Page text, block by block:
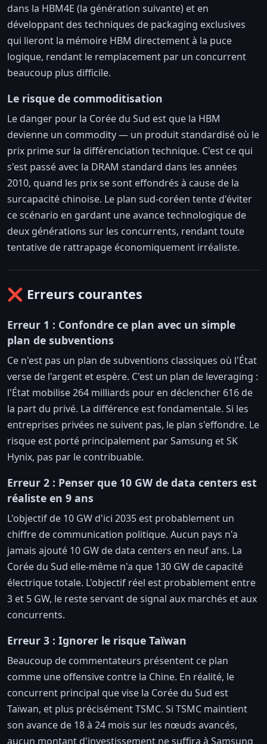
dans la HBM4E (la génération suivante) et en
développant des techniques de packaging exclusives
qui lieront la mémoire HBM directement à la puce
logique, rendant le remplacement par un concurrent
beaucoup plus difficile.
Le risque de commoditisation
Le danger pour la Corée du Sud est que la HBM
devienne un commodity — un produit standardisé où le
prix prime sur la différenciation technique. C'est ce qui
s'est passé avec la DRAM standard dans les années
2010, quand les prix se sont effondrés à cause de la
surcapacité chinoise. Le plan sud-coréen tente d'éviter
ce scénario en gardant une avance technologique de
deux générations sur les concurrents, rendant toute
tentative de rattrapage économiquement irréaliste.
❌ Erreurs courantes
Erreur 1 : Confondre ce plan avec un simple
plan de subventions
Ce n'est pas un plan de subventions classiques où l'État
verse de l'argent et espère. C'est un plan de leveraging :
l'État mobilise 264 milliards pour en déclencher 616 de
la part du privé. La différence est fondamentale. Si les
entreprises privées ne suivent pas, le plan s'effondre. Le
risque est porté principalement par Samsung et SK
Hynix, pas par le contribuable.
Erreur 2 : Penser que 10 GW de data centers est
réaliste en 9 ans
L'objectif de 10 GW d'ici 2035 est probablement un
chiffre de communication politique. Aucun pays n'a
jamais ajouté 10 GW de data centers en neuf ans. La
Corée du Sud elle-même n'a que 130 GW de capacité
électrique totale. L'objectif réel est probablement entre
3 et 5 GW, le reste servant de signal aux marchés et aux
concurrents.
Erreur 3 : Ignorer le risque Taïwan
Beaucoup de commentateurs présentent ce plan
comme une offensive contre la Chine. En réalité, le
concurrent principal que vise la Corée du Sud est
Taïwan, et plus précisément TSMC. Si TSMC maintient
son avance de 18 à 24 mois sur les nœuds avancés,
aucun montant d'investissement ne suffira à Samsung